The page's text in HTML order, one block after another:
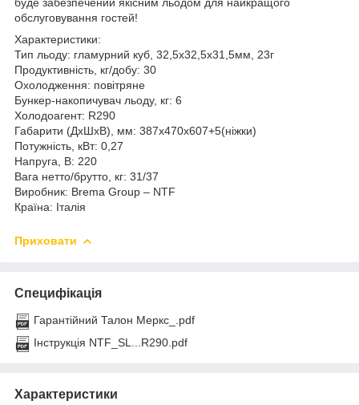
обслуговування гостей!
Характеристики:
Тип льоду: гламурний куб, 32,5x32,5x31,5мм, 23г
Продуктивність, кг/добу: 30
Охолодження: повітряне
Бункер-накопичувач льоду, кг: 6
Холодоагент: R290
Габарити (ДхШхВ), мм: 387x470x607+5(ніжки)
Потужність, кВт: 0,27
Напруга, В: 220
Вага нетто/брутто, кг: 31/37
Виробник: Brema Group – NTF
Країна: Італія
Приховати
Специфікація
Гарантійний Талон Меркс_.pdf
Інструкція NTF_SL...R290.pdf
Характеристики